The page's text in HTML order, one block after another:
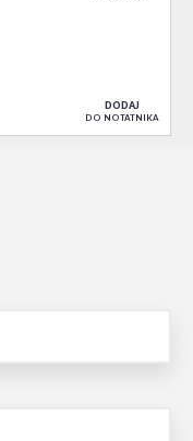
DODAJ
DO NOTATNIKA